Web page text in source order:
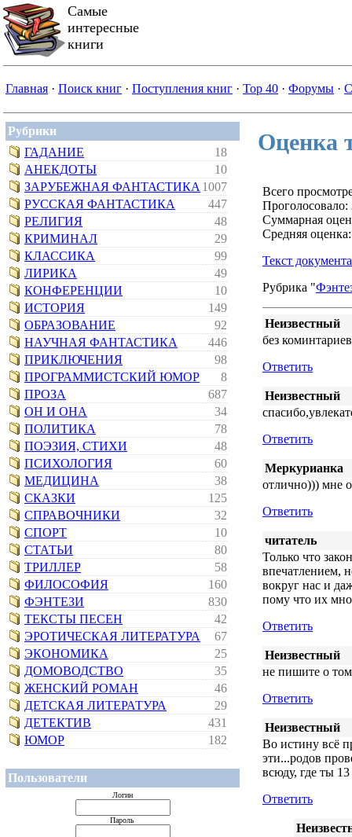
Самые
интересные
книги
Главная · Поиск книг · Поступления книг · Top 40 · Форумы ·
Рубрики
ГАДАНИЕ
18
АНЕКДОТЫ
10
ЗАРУБЕЖНАЯ ФАНТАСТИКА 1007
РУССКАЯ ФАНТАСТИКА
447
РЕЛИГИЯ
48
КРИМИНАЛ
29
КЛАССИКА
99
ЛИРИКА
49
КОНФЕРЕНЦИИ
10
ИСТОРИЯ
149
ОБРАЗОВАНИЕ
92
НАУЧНАЯ ФАНТАСТИКА
446
ПРИКЛЮЧЕНИЯ
98
ПРОГРАММИСТСКИЙ ЮМОР
8
ПРОЗА
687
ОН И ОНА
34
ПОЛИТИКА
78
ПОЭЗИЯ, СТИХИ
48
ПСИХОЛОГИЯ
60
МЕДИЦИНА
38
СКАЗКИ
125
СПРАВОЧНИКИ
32
СПОРТ
10
СТАТЬИ
80
ТРИЛЛЕР
58
ФИЛОСОФИЯ
160
ФЭНТЕЗИ
830
ТЕКСТЫ ПЕСЕН
42
ЭРОТИЧЕСКАЯ ЛИТЕРАТУРА
67
ЭКОНОМИКА
25
ДОМОВОДСТВО
35
ЖЕНСКИЙ РОМАН
46
ДЕТСКАЯ ЛИТЕРАТУРА
29
ДЕТЕКТИВ
431
ЮМОР
182
Пользователи
Логин
Пароль
Оценка
Всего
Проголосовало:
Суммарная
Средняя
Текст документа
Рубрика "
Неизвестный
без коминтариев
Ответить
Неизвестный
Ответить
Меркурианка
отлично))) мне
Ответить
читатель
Только что
впечатлением,
вокруг нас и
пому что их
Ответить
Неизвестный
не пишите о
Ответить
Неизвестный
Во истину всё
эти...родов
всюду, где ты
Ответить